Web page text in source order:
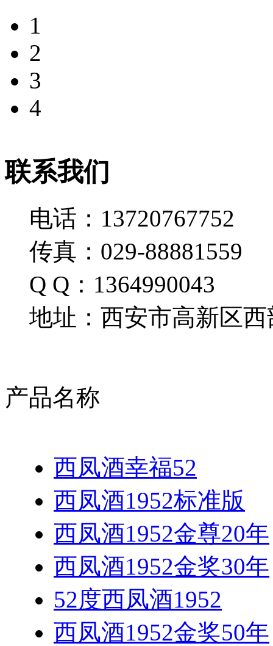
1
2
3
4
联系我们
电话：13720767752
传真：029-88881559
Q Q：1364990043
地址：西安市高新区西
产品名称
西凤酒幸福52
西凤酒1952标准版
西凤酒1952金尊20年
西凤酒1952金奖30年
52度西凤酒1952
西凤酒1952金奖50年